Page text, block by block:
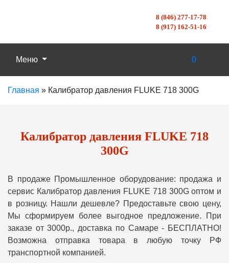
8 (846) 277-17-78
8 (917) 162-51-16
Меню 0
Главная » Калибратор давления FLUKE 718 300G
Калибратор давления FLUKE 718
300G
В продаже Промышленное оборудование: продажа и
сервис Калибратор давления FLUKE 718 300G оптом и
в розницу. Нашли дешевле? Предоставьте свою цену,
Мы сформируем более выгодное предложение. При
заказе от 3000р., доставка по Самаре - БЕСПЛАТНО!
Возможна отправка товара в любую точку РФ
транспортной компанией.